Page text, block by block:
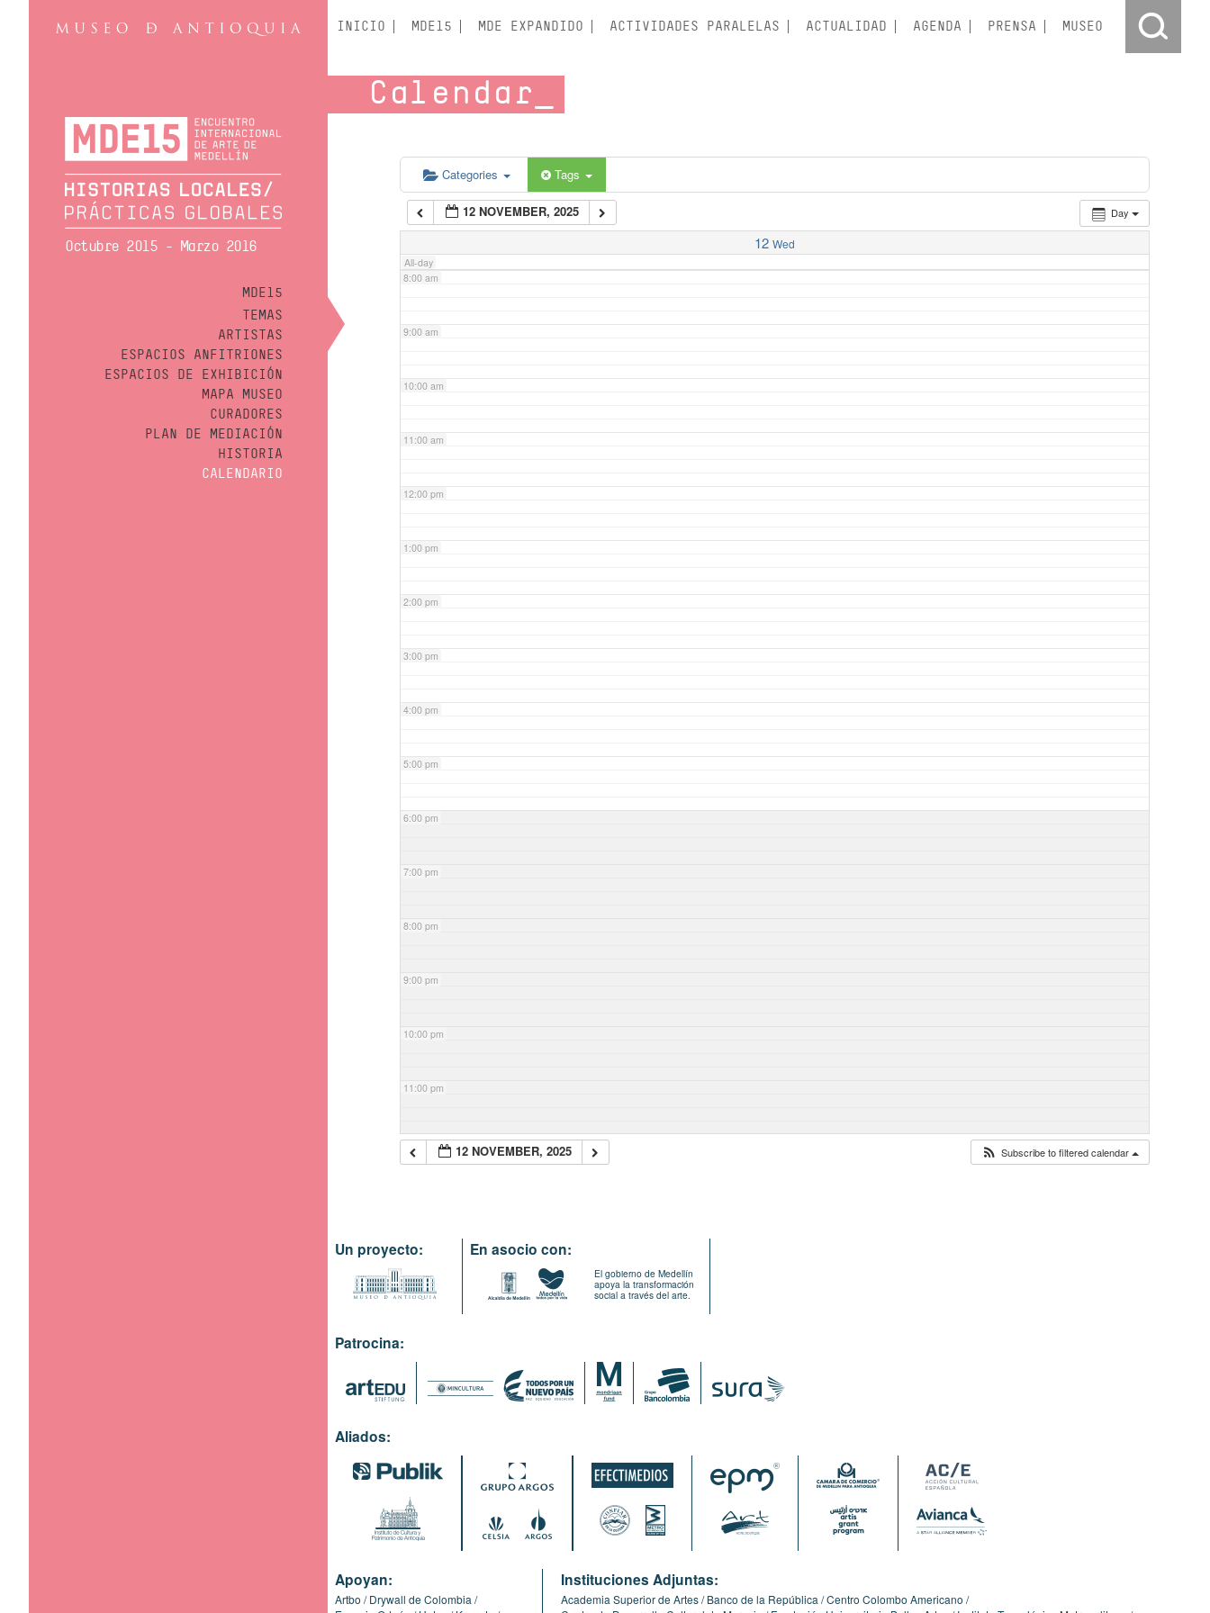
Octubre 2015 - Marzo 2016
MDE15
TEMAS
ARTISTAS
ESPACIOS ANFITRIONES
ESPACIOS DE EXHIBICIÓN
MAPA MUSEO
CURADORES
PLAN DE MEDIACIÓN
HISTORIA
CALENDARIO
INICIO MDE15 MDE EXPANDIDO ACTIVIDADES PARALELAS ACTUALIDAD AGENDA PRENSA MUSEO
Calendar
Categories Tags
Day
12 NOVEMBER, 2025
12 Wed
All-day
5:00 am
6:00 am
7:00 am
8:00 am
9:00 am
10:00 am
11:00 am
12:00 pm
1:00 pm
2:00 pm
3:00 pm
4:00 pm
5:00 pm
6:00 pm
7:00 pm
8:00 pm
9:00 pm
10:00 pm
11:00 pm
12 NOVEMBER, 2025 Subscribe to filtered calendar
Un proyecto: En asocio con:
El gobierno de Medellín
apoya la transformación
social a través del arte.
Patrocina:
Aliados:
Apoyan:
Artbo
Drywall de Colombia
Instituciones Adjuntas:
Academia Superior de Artes Banco de la República Centro Colombo Americano